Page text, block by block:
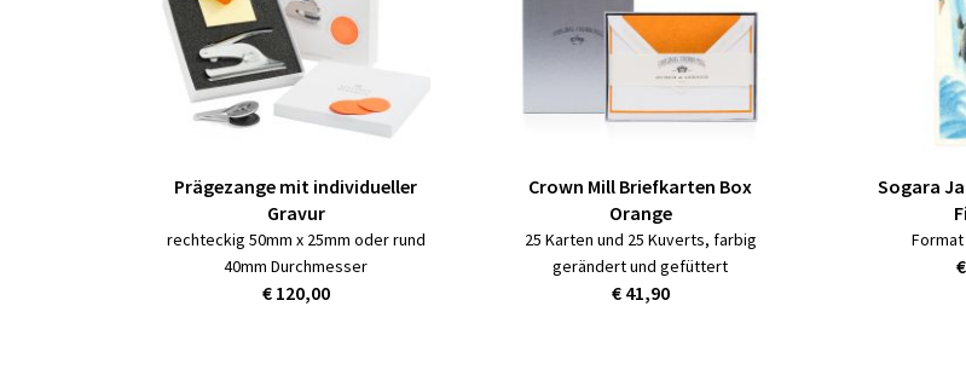
Prägezange mit individueller
Gravur
rechteckig 50mm x 25mm oder rund
40mm Durchmesser
€ 120,00
Crown Mill Briefkarten Box
Orange
25 Karten und 25 Kuverts, farbig
gerändert und gefüttert
€ 41,90
Sogara
Format